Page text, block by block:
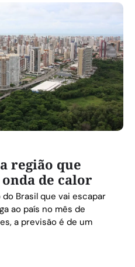
região que
de calor
Brasil que vai escapar
ao país no mês de
a previsão é de um